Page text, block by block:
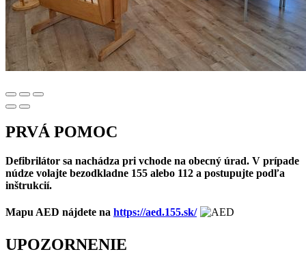
PRVÁ POMOC
Defibrilátor sa nachádza pri vchode na obecný úrad. V prípade
núdze volajte bezodkladne 155 alebo 112 a postupujte podľa
inštrukcií.
Mapu AED nájdete na https://aed.155.sk/
UPOZORNENIE